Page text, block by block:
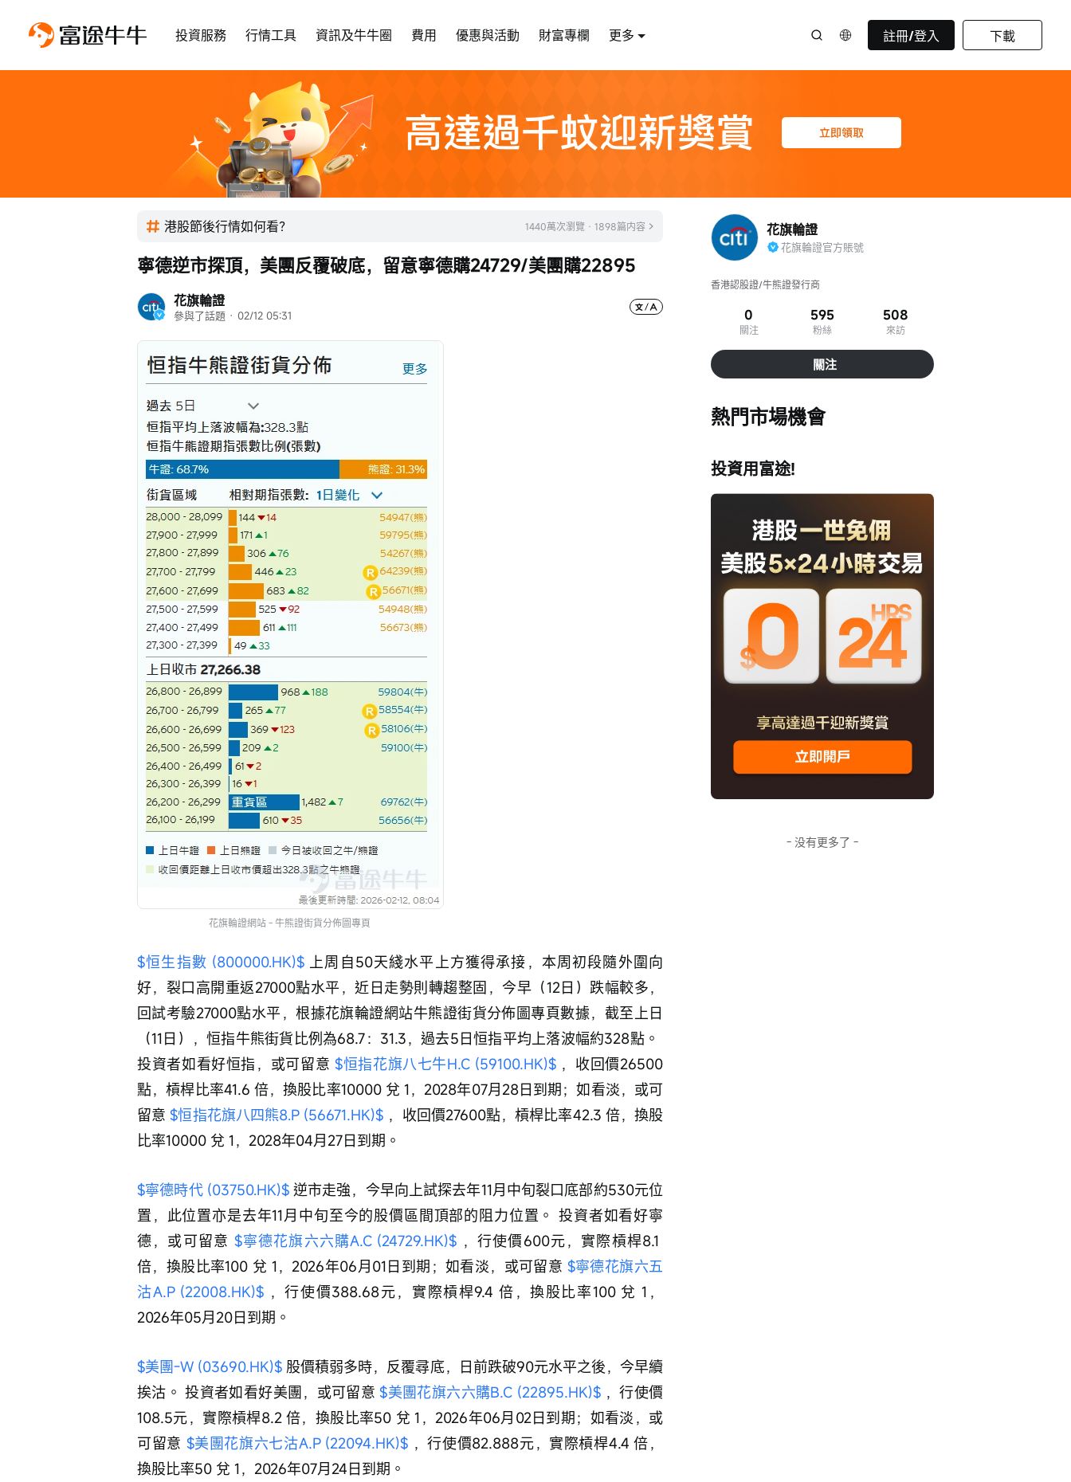
投資服務 行情工具 資訊及牛牛圈 費用 優惠與活動 財富專欄 更多 註冊/登入 下載
港股節後行情如何看？ 1440萬次瀏覽 · 1898篇内容
花旗輪證
參與了話題 · 02/12 05:31
寧德逆市探頂，美團反覆破底，留意寧德購24729/美團購22895
花旗輪證網站 - 牛熊證街貨分佈圖專頁
$恒生指數 (800000.HK)$ 上周自50天綫水平上方獲得承接，本周初段隨外圍向
好，裂口高開重返27000點水平，近日走勢則轉趨整固，今早（12日）跌幅較多，
回試考驗27000點水平，根據花旗輪證網站牛熊證街貨分佈圖專頁數據，截至上日
（11日），恒指牛熊街貨比例為68.7：31.3，過去5日恒指平均上落波幅約328點。
投資者如看好恒指，或可留意 $恒指花旗八七牛H.C (59100.HK)$ ，收回價26500
點，槓桿比率41.6 倍，換股比率10000 兌 1，2028年07月28日到期；如看淡，或可
留意 $恒指花旗八四熊8.P (56671.HK)$ ，收回價27600點，槓桿比率42.3 倍，換股
比率10000 兌 1，2028年04月27日到期。
$寧德時代 (03750.HK)$ 逆市走強，今早向上試探去年11月中旬裂口底部約530元位
置，此位置亦是去年11月中旬至今的股價區間頂部的阻力位置。 投資者如看好寧
德，或可留意 $寧德花旗六六購A.C (24729.HK)$ ，行使價600元，實際槓桿8.1
倍，換股比率100 兌 1，2026年06月01日到期；如看淡，或可留意 $寧德花旗六五
沽A.P (22008.HK)$ ，行使價388.68元，實際槓桿9.4 倍，換股比率100 兌 1，
2026年05月20日到期。
$美團-W (03690.HK)$ 股價積弱多時，反覆尋底，日前跌破90元水平之後，今早續
挨沽。 投資者如看好美團，或可留意 $美團花旗六六購B.C (22895.HK)$ ，行使價
108.5元，實際槓桿8.2 倍，換股比率50 兌 1，2026年06月02日到期；如看淡，或
可留意 $美團花旗六七沽A.P (22094.HK)$ ，行使價82.888元，實際槓桿4.4 倍，
換股比率50 兌 1，2026年07月24日到期。
花旗輪證
花旗輪證官方賬號
香港認股證/牛熊證發行商
0
關注
595
粉絲
508
來訪
關注
熱門市場機會
投資用富途!
- 没有更多了 -